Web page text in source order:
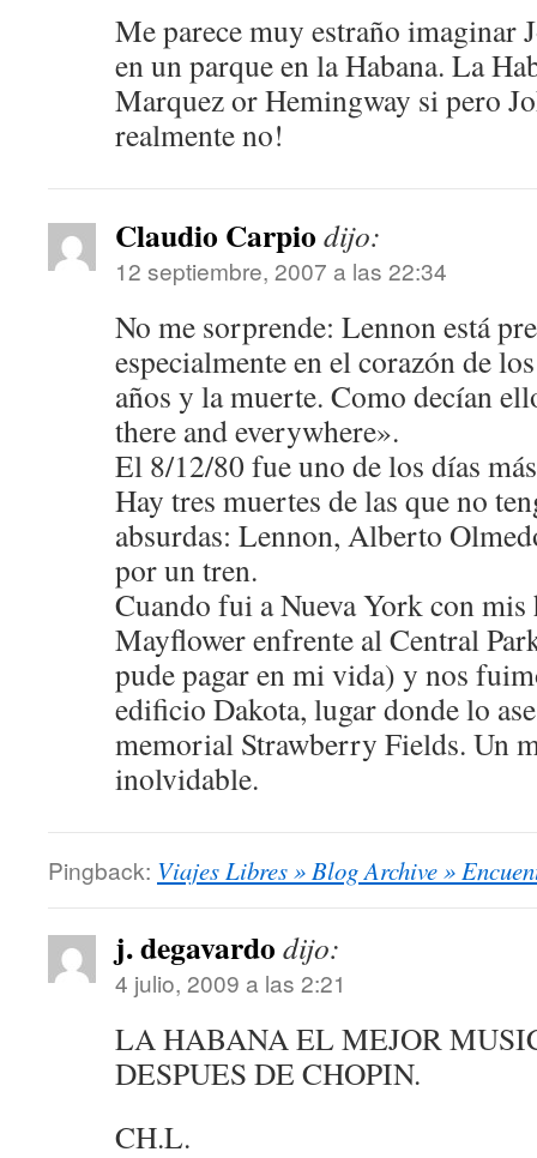
Me parece muy estraño imaginar
en un parque en la Habana. La
Marquez or Hemingway si pero
realmente no!
Claudio Carpio dijo:
12 septiembre, 2007 a las 22:34
No me sorprende: Lennon está
especialmente en el corazón de
años y la muerte. Como decían
there and everywhere».
El 8/12/80 fue uno de los días
Hay tres muertes de las que no
absurdas: Lennon, Alberto
por un tren.
Cuando fui a Nueva York con
Mayflower enfrente al Central
pude pagar en mi vida) y nos
edificio Dakota, lugar donde lo
memorial Strawberry Fields. Un
inolvidable.
Pingback: Viajes Libres » Blog Archive »
j. degavardo dijo:
4 julio, 2009 a las 2:21
LA HABANA EL MEJOR
DESPUES DE CHOPIN.
CH.L.